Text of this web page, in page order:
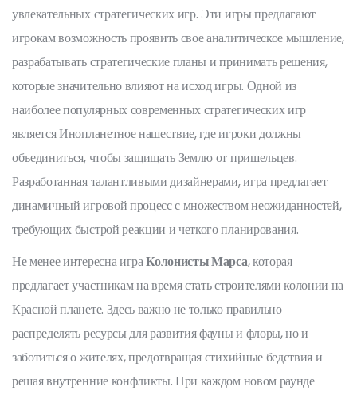
увлекательных стратегических игр. Эти игры предлагают
игрокам возможность проявить свое аналитическое мышление,
разрабатывать стратегические планы и принимать решения,
которые значительно влияют на исход игры. Одной из
наиболее популярных современных стратегических игр
является Инопланетное нашествие, где игроки должны
объединиться, чтобы защищать Землю от пришельцев.
Разработанная талантливыми дизайнерами, игра предлагает
динамичный игровой процесс с множеством неожиданностей,
требующих быстрой реакции и четкого планирования.
Не менее интересна играКолонисты Марса, которая
предлагает участникам на время стать строителями колонии на
Красной планете. Здесь важно не только правильно
распределять ресурсы для развития фауны и флоры, но и
заботиться о жителях, предотвращая стихийные бедствия и
решая внутренние конфликты. При каждом новом раунде